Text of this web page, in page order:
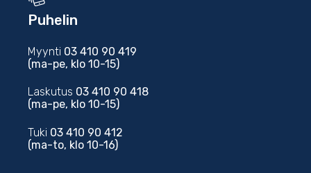
Puhelin
Myynti 03 410 90 419
(ma-pe, klo 10-15)
Laskutus 03 410 90 418
(ma-pe, klo 10-15)
Tuki 03 410 90 412
(ma-to, klo 10-16)